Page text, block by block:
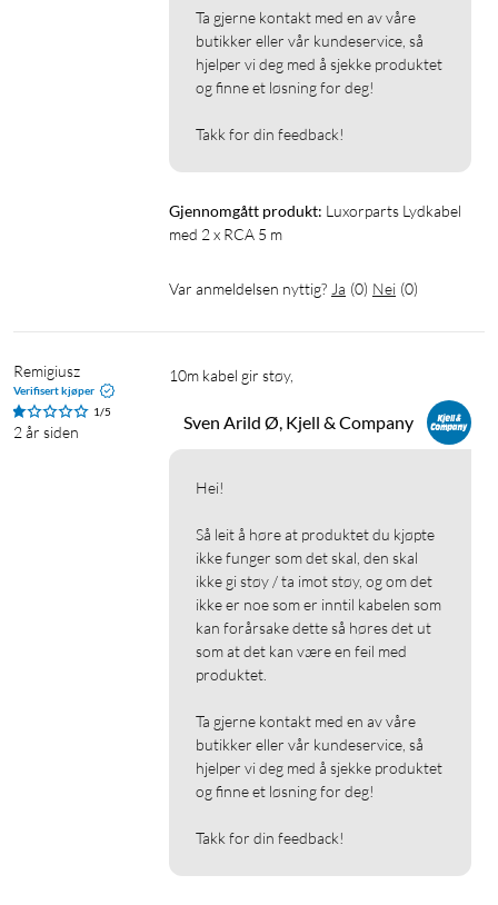
Ta gjerne kontakt med en av våre
butikker eller vår kundeservice, så
hjelper vi deg med å sjekke produktet
og finne et løsning for deg!
Takk for din feedback!
Gjennomgått produkt: Luxorparts Lydkabel
med 2 x RCA 5 m
Var anmeldelsen nyttig? Ja (0) Nei (0)
Remigiusz
Verifisert kjøper
1/5
2 år siden
10m kabel gir støy,
Sven Arild Ø, Kjell & Company
Hei!
Så leit å høre at produktet du kjøpte
ikke funger som det skal, den skal
ikke gi støy / ta imot støy, og om det
ikke er noe som er inntil kabelen som
kan forårsake dette så høres det ut
som at det kan være en feil med
produktet.
Ta gjerne kontakt med en av våre
butikker eller vår kundeservice, så
hjelper vi deg med å sjekke produktet
og finne et løsning for deg!
Takk for din feedback!